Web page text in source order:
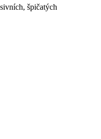
špičatých